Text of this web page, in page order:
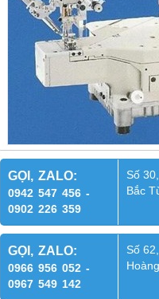
GỌI, ZALO:
0942 547 456 -
0902 226 359
Số
Bắc
GỌI, ZALO:
0966 956 052 -
0967 549 142
Số